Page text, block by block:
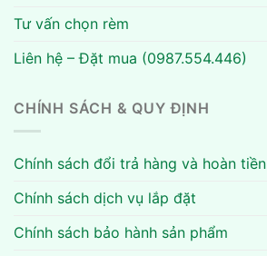
Tư vấn chọn rèm
Liên hệ – Đặt mua (0987.554.446)
CHÍNH SÁCH & QUY ĐỊNH
Chính sách đổi trả hàng và hoàn tiền
Chính sách dịch vụ lắp đặt
Chính sách bảo hành sản phẩm